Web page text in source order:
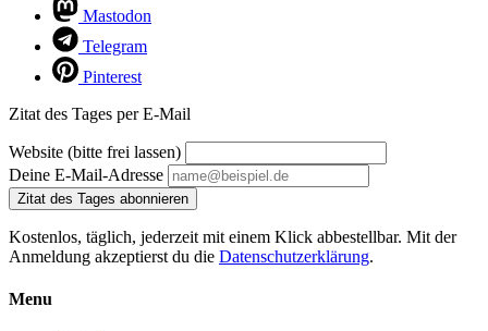
Mastodon
Telegram
Pinterest
Zitat des Tages per E-Mail
Website (bitte frei lassen)
Deine E-Mail-Adresse
Zitat des Tages abonnieren
Kostenlos, täglich, jederzeit mit einem Klick abbestellbar. Mit der
Anmeldung akzeptierst du die Datenschutzerklärung.
Menu